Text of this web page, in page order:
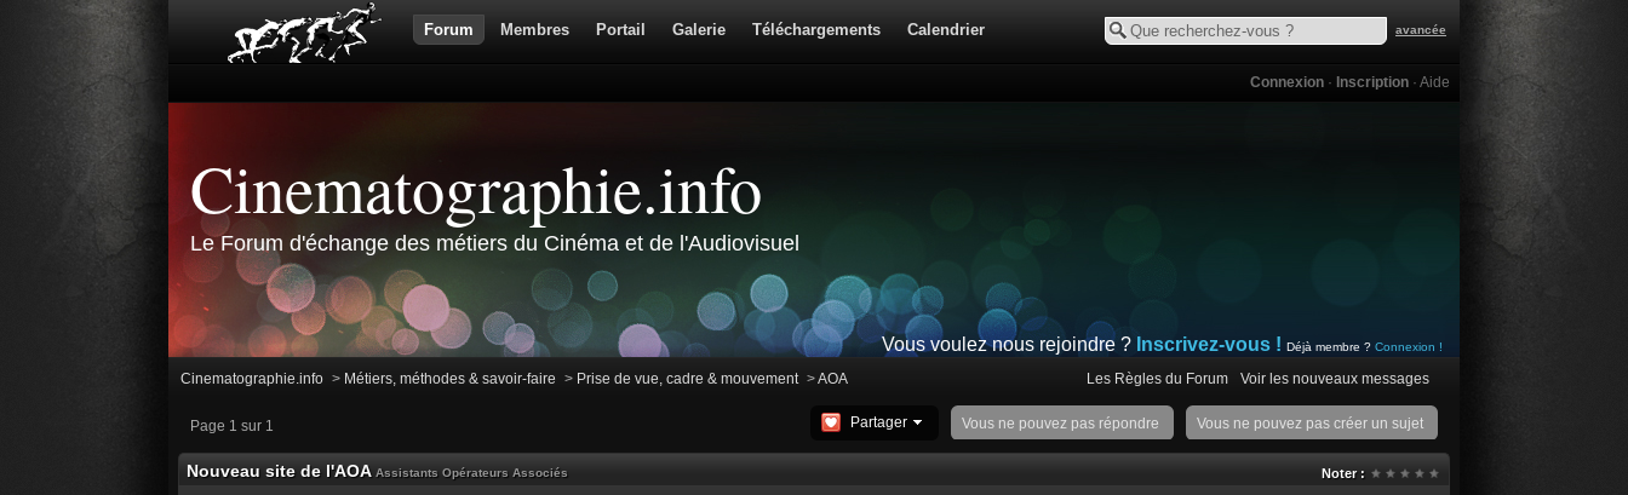
avancée
Forum Membres Portail Galerie Téléchargements Calendrier
Connexion · Inscription · Aide
Cinematographie.info
Le Forum d'échange des métiers du Cinéma et de l'Audiovisuel
Vous voulez nous rejoindre ? Inscrivez-vous ! Déjà membre ? Connexion !
Cinematographie.info > Métiers, méthodes & savoir-faire > Prise de vue, cadre & mouvement >AOA Les Règles du Forum Voir les nouveaux messages
Page 1 sur 1 Vous ne pouvez pas créer un sujet
Vous ne pouvez pas répondre
Partager
Nouveau site de l'AOA Assistants Opérateurs Associés Noter :